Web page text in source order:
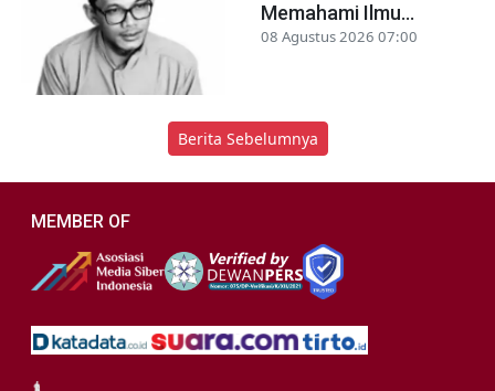
Memahami Ilmu...
08 Agustus 2026 07:00
Berita Sebelumnya
MEMBER OF